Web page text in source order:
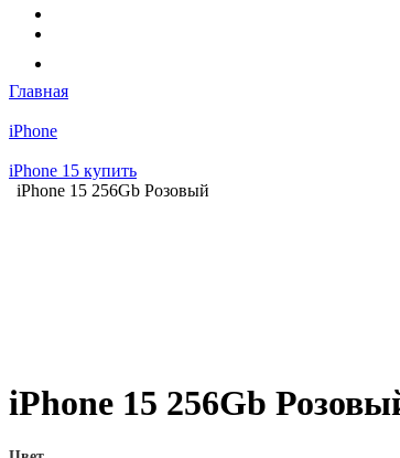
Главная
iPhone
iPhone 15 купить
iPhone 15 256Gb Розовый
iPhone 15 256Gb